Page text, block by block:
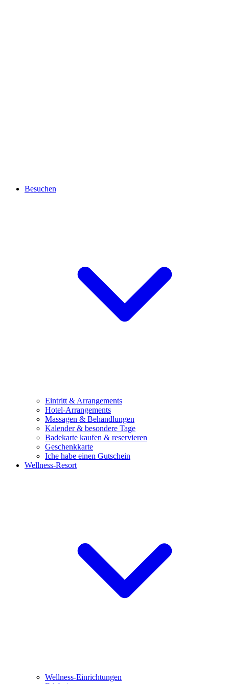
Besuchen
Eintritt & Arrangements
Hotel-Arrangements
Massagen & Behandlungen
Kalender & besondere Tage
Badekarte kaufen & reservieren
Geschenkkarte
Iche habe einen Gutschein
Wellness-Resort
Wellness-Einrichtungen